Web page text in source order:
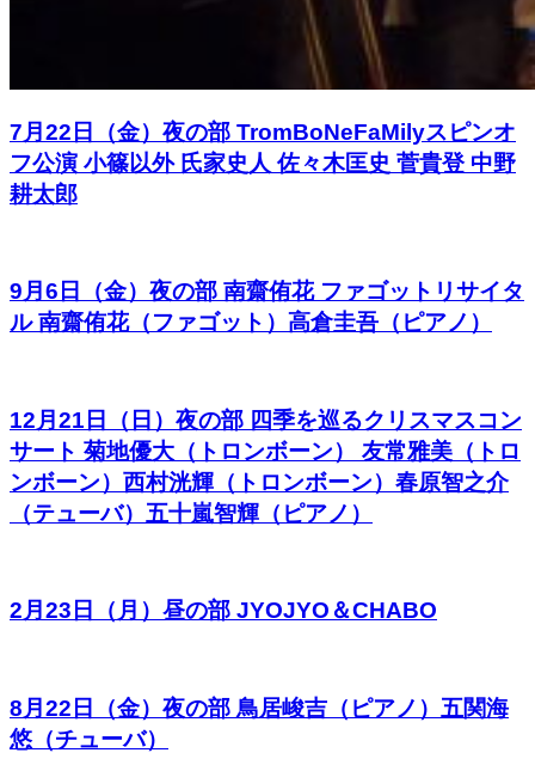
7月22日（金）夜の部 TromBoNeFaMilyスピンオ
フ公演 小篠以外 氏家史人 佐々木匡史 菅貴登 中野
耕太郎
9月6日（金）夜の部 南齋侑花 ファゴットリサイタ
ル 南齋侑花（ファゴット）高倉圭吾（ピアノ）
12月21日（日）夜の部 四季を巡るクリスマスコン
サート 菊地優大（トロンボーン） 友常雅美（トロ
ンボーン）西村洸輝（トロンボーン）春原智之介
（テューバ）五十嵐智輝（ピアノ）
2月23日（月）昼の部 JYOJYO＆CHABO
8月22日（金）夜の部 鳥居峻吉（ピアノ）五関海
悠（チューバ）